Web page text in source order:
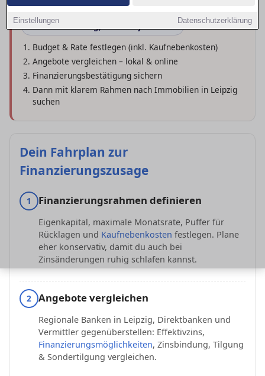
Einstellungen Datenschutzerklärung
Erst Finanzierung, dann Objektsuche
Budget & Rate festlegen (inkl. Kaufnebenkosten)
Angebote vergleichen – lokal & online
Finanzierungsbestätigung sichern
Dann mit klarem Rahmen nach Immobilien in Leipzig
suchen
Dein Fahrplan zur
Finanzierungszusage
1 Finanzierungsrahmen definieren
Eigenkapital, maximale Monatsrate, Puffer für
Rücklagen und Kaufnebenkosten festlegen. Plane
eher konservativ, damit du auch bei
Zinsänderungen ruhig schlafen kannst.
2 Angebote vergleichen
Regionale Banken in Leipzig, Direktbanken und
Vermittler gegenüberstellen: Effektivzins,
Finanzierungsmöglichkeiten, Zinsbindung, Tilgung
& Sondertilgung vergleichen.